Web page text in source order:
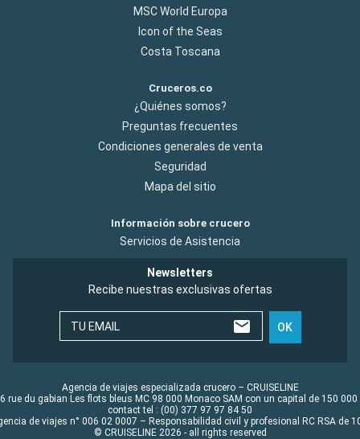
MSC World Europa
Icon of the Seas
Costa Toscana
Cruceros.co
¿Quiénes somos?
Preguntas frecuentes
Condiciones generales de venta
Seguridad
Mapa del sitio
Información sobre crucero
Servicios de Asistencia
Newsletters
Recibe nuestras exclusivas ofertas
TU EMAIL OK
Agencia de viajes especializada crucero – CRUISELINE
rue du gabian Les flots bleus MC 98 000 Monaco SAM con un capital de 150 000
contact tel : (00) 377 97 97 84 50
de viajes n° 006 02 0007 – Responsabilidad civil y profesional RC RSA de
© CRUISELINE 2026 - all rights reserved